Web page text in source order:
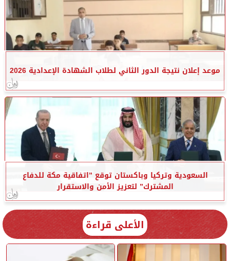
موعد إعلان نتيجة الدور الثاني لطلاب الشهادة الإعدادية 2026
السعودية وتركيا وباكستان توقع ”اتفاقية مكة للدفاع
المشترك” لتعزيز الأمن والاستقرار
الأعلى قراءة